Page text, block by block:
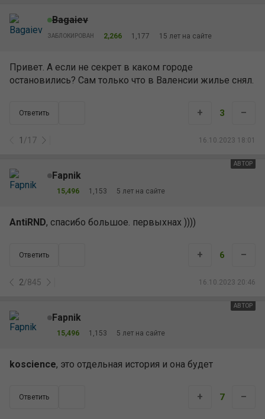
Bagaiev
ЗАБЛОКИРОВАН 2,266 1,177 15 лет на сайте
Привет. А если не секрет в каком городе
остановились? Сам только что в Валенсии жилье снял.
Ответить
1 /17 16.10.2023 18:01
+ 3 –
АВТОР
Fapnik
15,496 1,153 5 лет на сайте
AntiRND, спасибо большое. первыхнах ))))
Ответить
2/845 16.10.2023 20:46
+ 6 –
АВТОР
Fapnik
15,496 1,153 5 лет на сайте
koscience, это отдельная история и она будет
Ответить + 7 –